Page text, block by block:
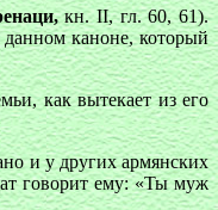
кн. II, гл. 60, 61).
каноне, который
как вытекает из его
и у других армянских
говорит ему: «Ты муж